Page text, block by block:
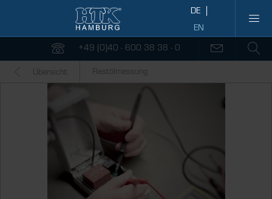
+49 (0)40 - 600 38 38 - 0
Übersicht Restölmessung